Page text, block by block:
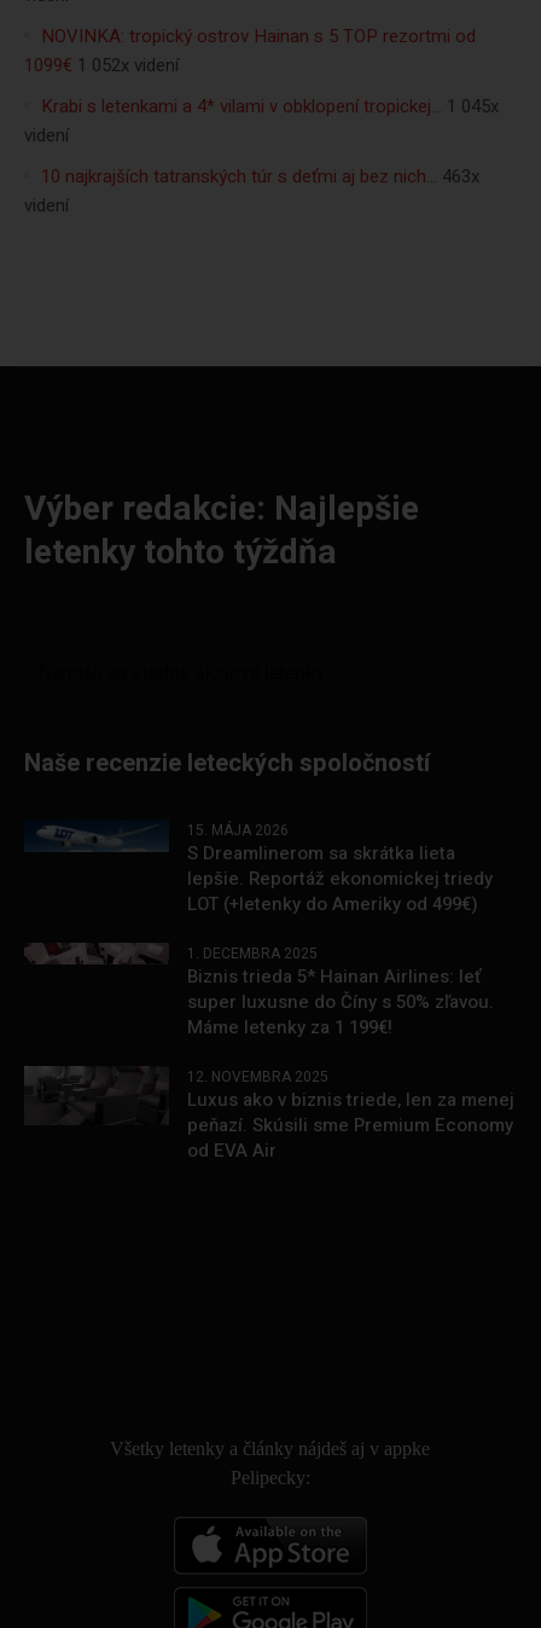
NOVINKA: tropický ostrov Hainan s 5 TOP rezortmi od
1099€ 1 052x videní
Krabi s letenkami a 4* vilami v obklopení tropickej… 1 045x
videní
10 najkrajších tatranských túr s deťmi aj bez nich… 463x
videní
Výber redakcie: Najlepšie
letenky tohto týždňa
Naše recenzie leteckých spoločností
15. MÁJA 2026
S Dreamlinerom sa skrátka lieta
lepšie. Reportáž ekonomickej triedy
LOT (+letenky do Ameriky od 499€)
1. DECEMBRA 2025
Biznis trieda 5* Hainan Airlines: leť
super luxusne do Číny s 50% zľavou.
Máme letenky za 1 199€!
12. NOVEMBRA 2025
Luxus ako v biznis triede, len za menej
peňazí. Skúsili sme Premium Economy
od EVA Air
Všetky letenky a články nájdeš aj v appke
Pelipecky: